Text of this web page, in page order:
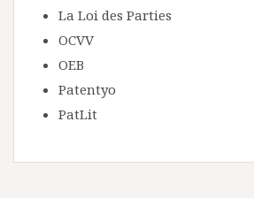
La Loi des Parties
OCVV
OEB
Patentyo
PatLit